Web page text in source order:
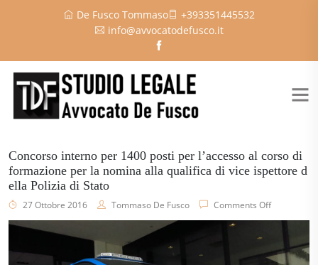
De Fusco Tommaso
+393351445532
info@avvocatodefusco.it
Concorso interno per 1400 posti per l’accesso al corso di
formazione per la nomina alla qualifica di vice ispettore d
ella Polizia di Stato
27 Ottobre 2016 Tommaso De Fusco Comments Off